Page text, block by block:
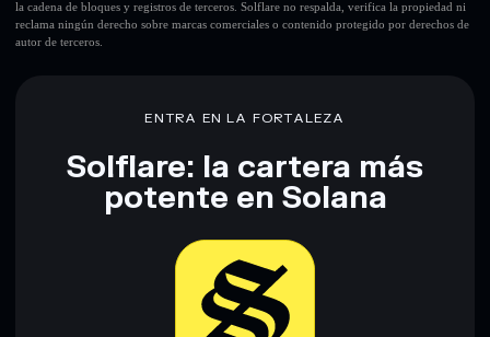
la cadena de bloques y registros de terceros. Solflare no respalda, verifica la propiedad ni
reclama ningún derecho sobre marcas comerciales o contenido protegido por derechos de
autor de terceros.
ENTRA EN LA FORTALEZA
Solflare: la cartera más
potente en Solana